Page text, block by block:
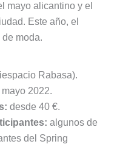
mayo alicantino y el
Este año, el
moda.
Rabasa).
2022.
desde 40 €.
algunos de
del Spring